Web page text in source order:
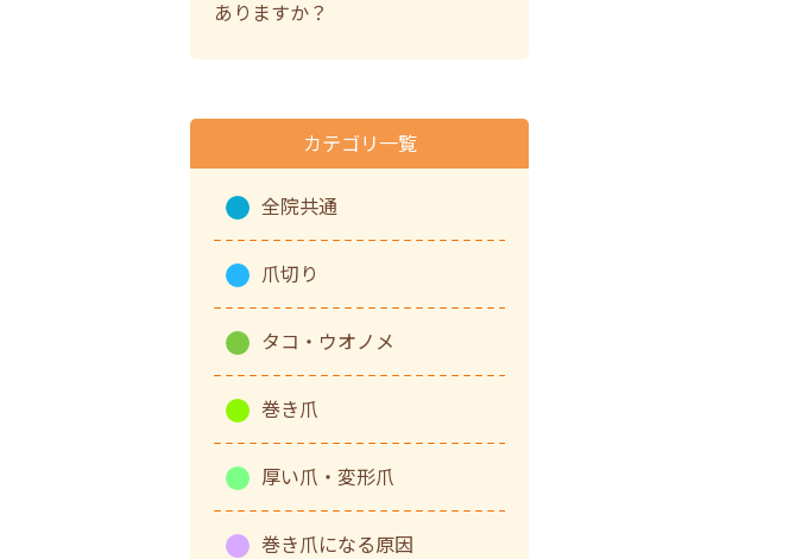
ありますか？
カテゴリ一覧
全院共通
爪切り
タコ・ウオノメ
巻き爪
厚い爪・変形爪
巻き爪になる原因